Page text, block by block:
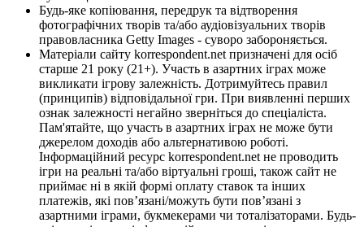
Будь-яке копіювання, передрук та відтворення
фотографічних творів та/або аудіовізуальних творів
правовласника Getty Images - суворо забороняється.
Матеріали сайту korrespondent.net призначені для осіб
старше 21 року (21+). Участь в азартних іграх може
викликати ігрову залежність. Дотримуйтесь правил
(принципів) відповідальної гри. При виявленні перших
ознак залежності негайно зверніться до спеціаліста.
Пам'ятайте, що участь в азартних іграх не може бути
джерелом доходів або альтернативою роботі.
Інформаційний ресурс korrespondent.net не проводить
ігри на реальні та/або віртуальні гроші, також сайт не
приймає ні в якій формі оплату ставок та інших
платежів, які пов’язані/можуть бути пов’язані з
азартними іграми, букмекерами чи тоталізаторами. Будь-